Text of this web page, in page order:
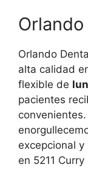
Orlando
alta calidad
flexible de
pacientes
excepcional
en 5211